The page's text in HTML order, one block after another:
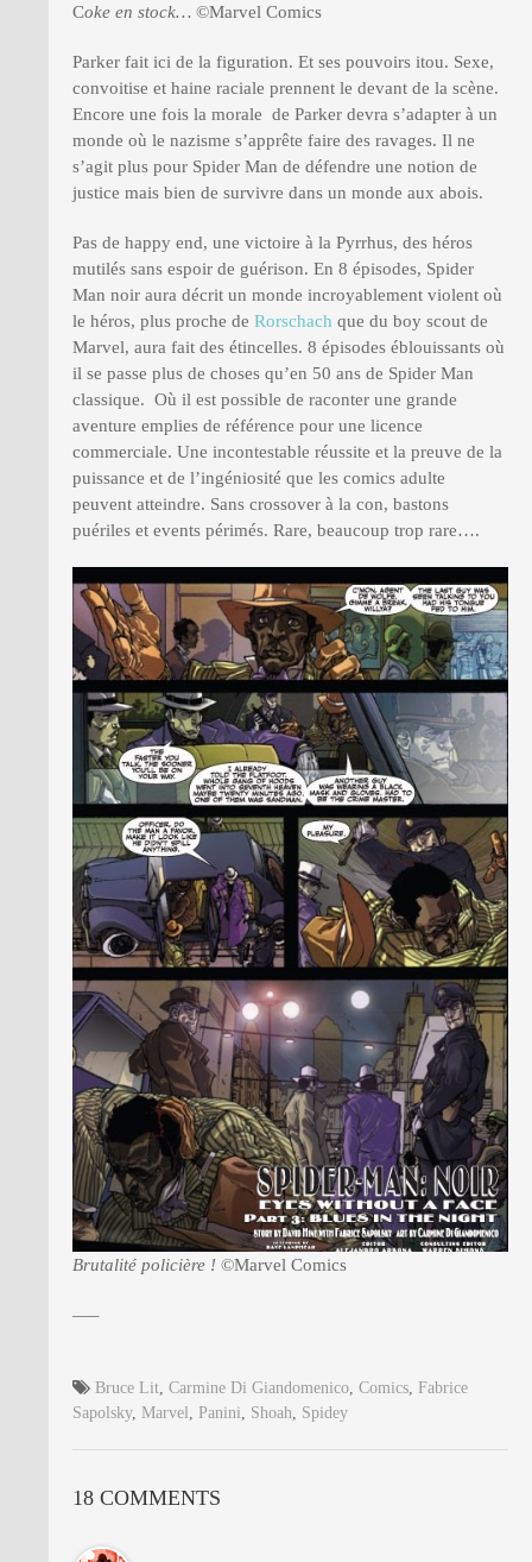
Coke en stock… ©Marvel Comics
Parker fait ici de la figuration. Et ses pouvoirs itou. Sexe,
convoitise et haine raciale prennent le devant de la scène.
Encore une fois la morale de Parker devra s’adapter à un
monde où le nazisme s’apprête faire des ravages. Il ne
s’agit plus pour Spider Man de défendre une notion de
justice mais bien de survivre dans un monde aux abois.
Pas de happy end, une victoire à la Pyrrhus, des héros
mutilés sans espoir de guérison. En 8 épisodes, Spider
Man noir aura décrit un monde incroyablement violent où
le héros, plus proche de Rorschach que du boy scout de
Marvel, aura fait des étincelles. 8 épisodes éblouissants où
il se passe plus de choses qu’en 50 ans de Spider Man
classique. Où il est possible de raconter une grande
aventure emplies de référence pour une licence
commerciale. Une incontestable réussite et la preuve de la
puissance et de l’ingéniosité que les comics adulte
peuvent atteindre. Sans crossover à la con, bastons
puériles et events périmés. Rare, beaucoup trop rare….
Brutalité policière ! ©Marvel Comics
—–
Bruce Lit Carmine Di Giandomenico Comics Fabrice
Sapolsky, Marvel Panini Shoah Spidey
18 COMMENTS